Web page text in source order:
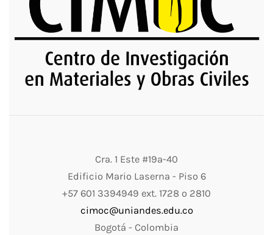
Cra. 1 Este #19a-40
Edificio Mario Laserna - Piso 6
+57 601 3394949 ext. 1728 o 2810
cimoc@uniandes.edu.co
Bogotá - Colombia